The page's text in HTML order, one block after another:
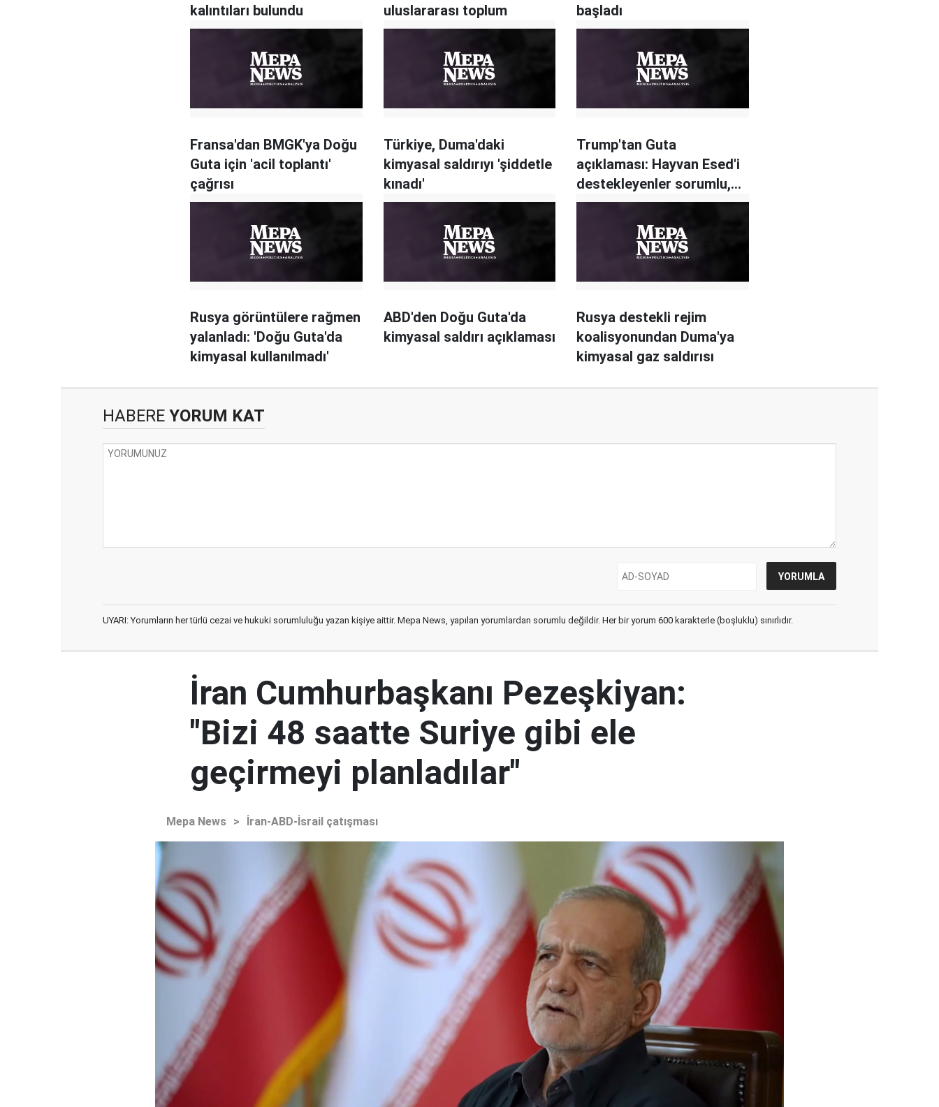
kalıntıları bulundu
uluslararası toplum
başladı
Fransa'dan BMGK'ya Doğu
Guta için 'acil toplantı'
çağrısı
Türkiye, Duma'daki
kimyasal saldırıyı 'şiddetle
kınadı'
Trump'tan Guta
açıklaması: Hayvan Esed'i
destekleyenler sorumlu,
büyük bedel ödenecek
Rusya görüntülere rağmen
yalanladı: 'Doğu Guta'da
kimyasal kullanılmadı'
ABD'den Doğu Guta'da
kimyasal saldırı açıklaması
Rusya destekli rejim
koalisyonundan Duma'ya
kimyasal gaz saldırısı
HABERE YORUM KAT
UYARI: Yorumların her türlü cezai ve hukuki sorumluluğu yazan kişiye aittir. Mepa News, yapılan yorumlardan sorumlu değildir. Her bir yorum 600 karakterle (boşluklu) sınırlıdır.
İran Cumhurbaşkanı Pezeşkiyan:
"Bizi 48 saatte Suriye gibi ele
geçirmeyi planladılar"
Mepa News > İran-ABD-İsrail çatışması